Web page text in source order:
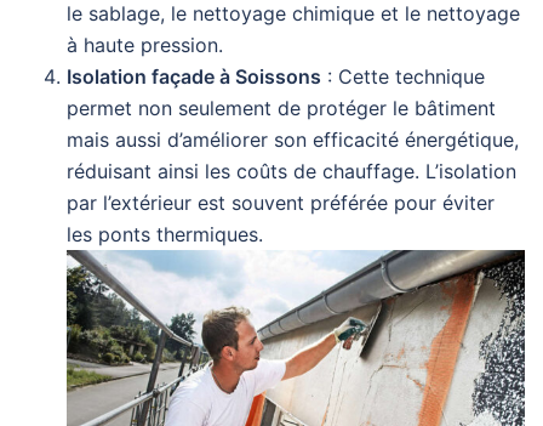
le sablage, le nettoyage chimique et le nettoyage
à haute pression.
Isolation façade à Soissons : Cette technique
permet non seulement de protéger le bâtiment
mais aussi d’améliorer son efficacité énergétique,
réduisant ainsi les coûts de chauffage. L’isolation
par l’extérieur est souvent préférée pour éviter
les ponts thermiques.